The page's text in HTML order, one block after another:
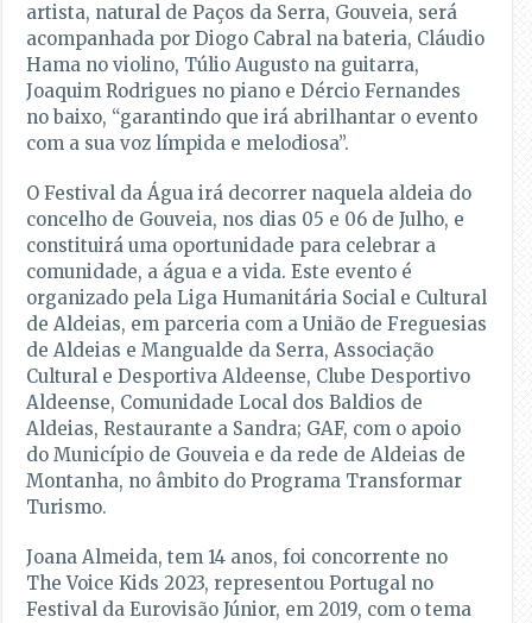
artista, natural de Paços da Serra, Gouveia, será
acompanhada por Diogo Cabral na bateria, Cláudio
Hama no violino, Túlio Augusto na guitarra,
Joaquim Rodrigues no piano e Dércio Fernandes
no baixo, “garantindo que irá abrilhantar o evento
com a sua voz límpida e melodiosa”.
O Festival da Água irá decorrer naquela aldeia do
concelho de Gouveia, nos dias 05 e 06 de Julho, e
constituirá uma oportunidade para celebrar a
comunidade, a água e a vida. Este evento é
organizado pela Liga Humanitária Social e Cultural
de Aldeias, em parceria com a União de Freguesias
de Aldeias e Mangualde da Serra, Associação
Cultural e Desportiva Aldeense, Clube Desportivo
Aldeense, Comunidade Local dos Baldios de
Aldeias, Restaurante a Sandra; GAF, com o apoio
do Município de Gouveia e da rede de Aldeias de
Montanha, no âmbito do Programa Transformar
Turismo.
Joana Almeida, tem 14 anos, foi concorrente no
The Voice Kids 2023, representou Portugal no
Festival da Eurovisão Júnior, em 2019, com o tema